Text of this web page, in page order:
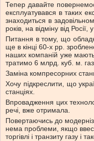
Тепер давайте
експлуатувався в таких
знаходиться в
років, на відміну від
Питання в тому, що
ще в кінці 60-х рр.
наших компаній уже
тратимо 6 млрд. куб. м.
Заміна компресорних
Хочу підкреслити, що
станціях.
Впровадження цих
речі, вже отримала.
Повертаючись до
нема проблеми, якщо
торгівлі і транзиту газу і